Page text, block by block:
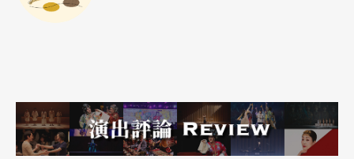
具有高附加值和文化底蕴的演剧作品却不多；一些
红，至少启示我们：在内容为王的时代，金奖银奖
其实不如老百姓的夸奖！